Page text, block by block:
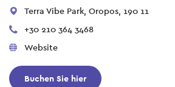
Terra Vibe Park, Oropos, 190 11
+30 210 364 3468
Website
Buchen Sie hier